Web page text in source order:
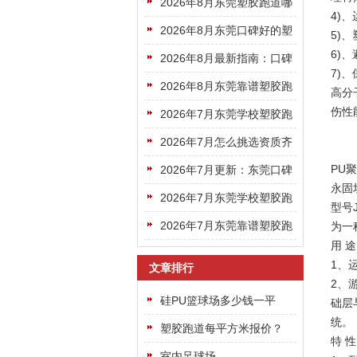
给你列全了
家靠谱？好用款挑选攻略快
码住
2026年8月东莞口碑好的塑
胶跑道选哪家看完这篇就够
了
2026年8月最新指南：口碑
好的东莞塑胶跑道选哪家更
专业靠谱
2026年8月东莞靠谱塑胶跑
道机构挑选避坑指南请收好
2026年7月东莞学校塑胶跑
道选哪家？靠谱厂商盘点看
完不踩坑
2026年7月怎么挑选资质齐
全专业靠谱的东莞塑胶跑道
公司
2026年7月更新：东莞口碑
好的塑胶跑道厂家名单建议
收藏
2026年7月东莞学校塑胶跑
道，靠谱施工厂商该去哪里
2026年7月东莞靠谱塑胶跑
道企业怎么选？看完这篇就
够了
文章排行
硅PU篮球场多少钱一平
方？
塑胶跑道每平方米报价？
4)、
5)、
6)、
7)、
高分
伤性
PU
永固
型号
为一
用 途
1、
2、
础层
统。
特 性